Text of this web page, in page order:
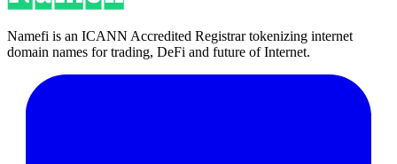
Namefi is an ICANN Accredited Registrar tokenizing internet
domain names for trading, DeFi and future of Internet.